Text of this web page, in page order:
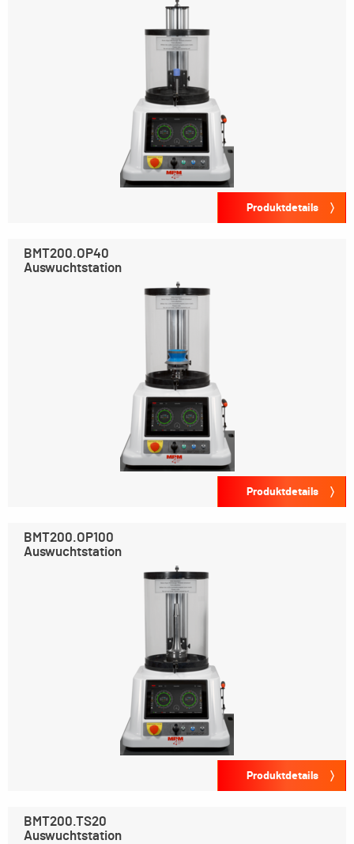
Produktdetails
BMT200.OP40
Auswuchtstation
Produktdetails
BMT200.OP100
Auswuchtstation
Produktdetails
BMT200.TS20
Auswuchtstation